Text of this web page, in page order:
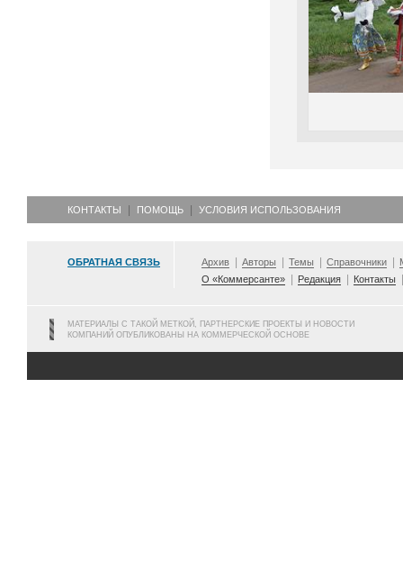
КОНТАКТЫ ПОМОЩЬ УСЛОВИЯ ИСПОЛЬЗОВАНИЯ
ОБРАТНАЯ СВЯЗЬ Архив Авторы Темы Справочники
О «Коммерсанте»
Редакция Контакты
МАТЕРИАЛЫ С ТАКОЙ МЕТКОЙ, ПАРТНЕРСКИЕ ПРОЕКТЫ И НОВОСТИ
КОМПАНИЙ ОПУБЛИКОВАНЫ НА КОММЕРЧЕСКОЙ ОСНОВЕ